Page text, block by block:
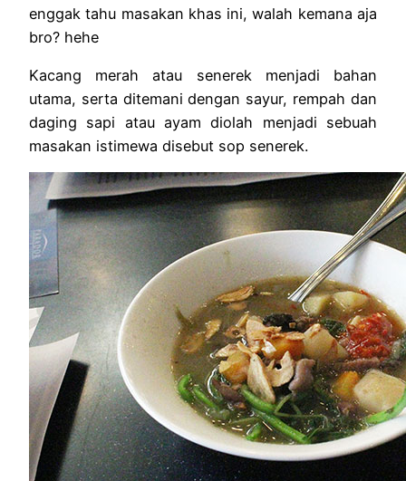
enggak tahu masakan khas ini, walah kemana aja
bro? hehe
Kacang merah atau senerek menjadi bahan
utama, serta ditemani dengan sayur, rempah dan
daging sapi atau ayam diolah menjadi sebuah
masakan istimewa disebut sop senerek.